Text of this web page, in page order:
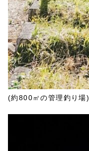
(約800㎡の管理釣り場)